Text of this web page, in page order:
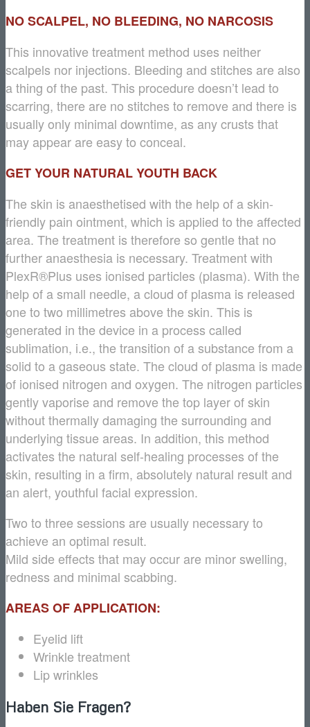
NO SCALPEL, NO BLEEDING, NO NARCOSIS
This innovative treatment method uses neither
scalpels nor injections. Bleeding and stitches are also
a thing of the past. This procedure doesn’t lead to
scarring, there are no stitches to remove and there is
usually only minimal downtime, as any crusts that
may appear are easy to conceal.
GET YOUR NATURAL YOUTH BACK
The skin is anaesthetised with the help of a skin-
friendly pain ointment, which is applied to the affected
area. The treatment is therefore so gentle that no
further anaesthesia is necessary. Treatment with
PlexR®Plus uses ionised particles (plasma). With the
help of a small needle, a cloud of plasma is released
one to two millimetres above the skin. This is
generated in the device in a process called
sublimation, i.e., the transition of a substance from a
solid to a gaseous state. The cloud of plasma is made
of ionised nitrogen and oxygen. The nitrogen particles
gently vaporise and remove the top layer of skin
without thermally damaging the surrounding and
underlying tissue areas. In addition, this method
activates the natural self-healing processes of the
skin, resulting in a firm, absolutely natural result and
an alert, youthful facial expression.
Two to three sessions are usually necessary to
achieve an optimal result.
Mild side effects that may occur are minor swelling,
redness and minimal scabbing.
AREAS OF APPLICATION:
Eyelid lift
Wrinkle treatment
Lip wrinkles
Haben Sie Fragen?